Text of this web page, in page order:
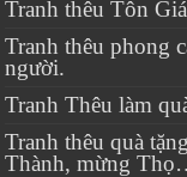
Tranh thêu Tôn
Tranh thêu phong
người.
Tranh Thêu làm
Tranh thêu quà
Thành, mừng